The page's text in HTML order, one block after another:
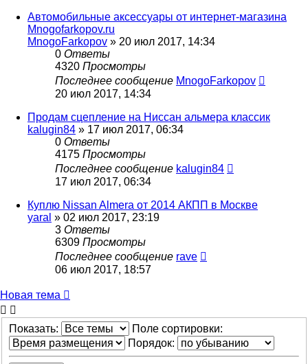
Автомобильные аксессуары от интернет-магазина
Mnogofarkopov.ru
MnogoFarkopov » 20 июл 2017, 14:34
0 Ответы
4320 Просмотры
Последнее сообщение MnogoFarkopov
20 июл 2017, 14:34
Продам сцепление на Ниссан альмера классик
kalugin84 » 17 июл 2017, 06:34
0 Ответы
4175 Просмотры
Последнее сообщение kalugin84
17 июл 2017, 06:34
Куплю Nissan Almera от 2014 АКПП в Москве
yaral » 02 июл 2017, 23:19
3 Ответы
6309 Просмотры
Последнее сообщение rave
06 июл 2017, 18:57
Новая тема
Показать:
Поле сортировки:
Порядок: